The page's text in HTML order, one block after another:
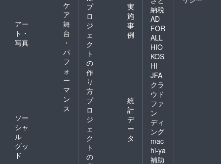
ケ
ア
アー
ト・
写真
舞
台
・
パ
フ
ォ
ー
マ
ン
ス
ソー
シャ
ル
グッ
ド
プ
ロ
ジ
ェ
ク
ト
の
作
り
方
実
施
事
例
プ
ロ
ジ
ェ
ク
ト
の
統
計
デ
ー
タ
納税
AD
FOR
ALL
HIO
KOS
HI
JFA
クラ
ウド
ファ
ン
ディ
ング
mac
hi-ya
補助